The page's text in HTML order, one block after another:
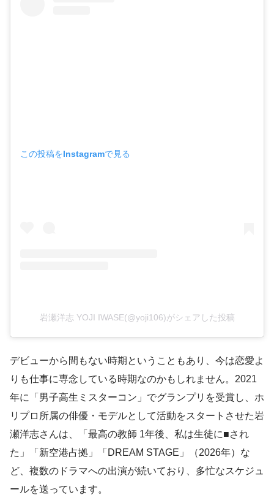
この投稿をInstagramで見る
岩瀬洋志 YOJI IWASE(@yoji106)がシェアした投稿
デビューから間もない時期ということもあり、今は恋愛よ
りも仕事に専念している時期なのかもしれません。2021
年に「男子高生ミスターコン」でグランプリを受賞し、ホ
リプロ所属の俳優・モデルとして活動をスタートさせた岩
瀬洋志さんは、「最高の教師 1年後、私は生徒に■され
た」「新空港占拠」「DREAM STAGE」（2026年）な
ど、複数のドラマへの出演が続いており、多忙なスケジュ
ールを送っています。